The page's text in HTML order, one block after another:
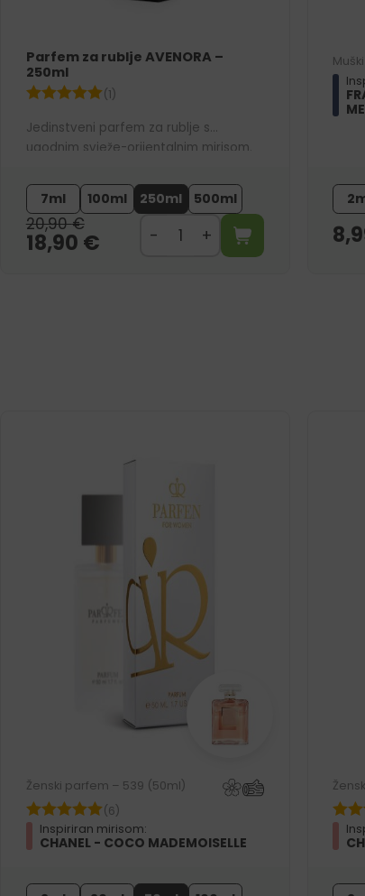
Parfem za rublje AVENORA –
250ml
(1)
Jedinstveni parfem za rublje s
ugodnim svježe-orijentalnim mirisom.
aromu čistoće, svježine i elegancije.
7ml 100ml 250ml 500ml
20,90€
18,90 €
Ženski parfem – 539 (50ml)
(6)
Inspiriran mirisom:
CHANEL - COCO MADEMOISELLE